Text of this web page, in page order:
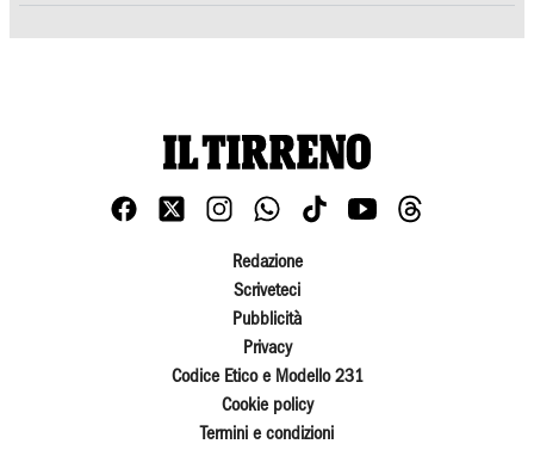
Redazione
Scriveteci
Pubblicità
Privacy
Codice Etico e Modello 231
Cookie policy
Termini e condizioni